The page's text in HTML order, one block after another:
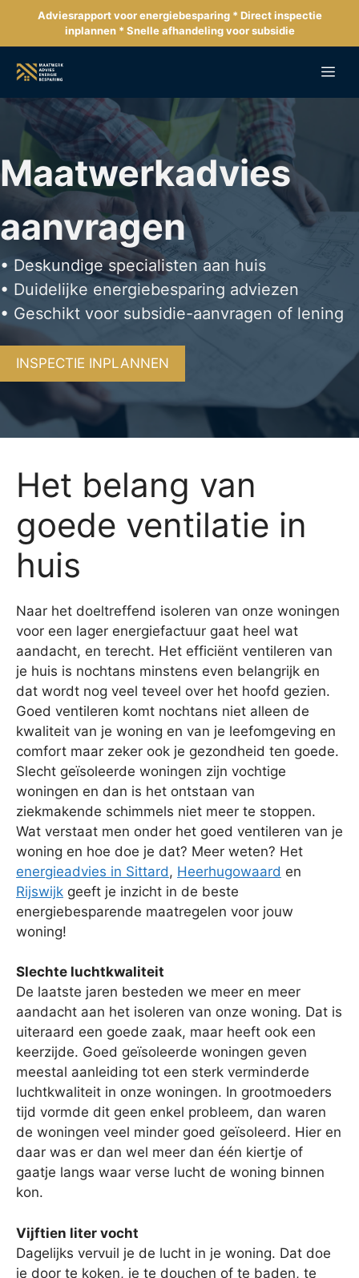
de
inhoud
Adviesrapport voor energiebesparing * Direct inspectie
inplannen * Snelle afhandeling voor subsidie
Maatwerkadvies
aanvragen
• Deskundige specialisten aan huis
• Duidelijke energiebesparing adviezen
• Geschikt voor subsidie-aanvragen of lening
INSPECTIE INPLANNEN
Het belang van
goede ventilatie in
huis
Naar het doeltreffend isoleren van onze woningen
voor een lager energiefactuur gaat heel wat
aandacht, en terecht. Het efficiënt ventileren van
je huis is nochtans minstens even belangrijk en
dat wordt nog veel teveel over het hoofd gezien.
Goed ventileren komt nochtans niet alleen de
kwaliteit van je woning en van je leefomgeving en
comfort maar zeker ook je gezondheid ten goede.
Slecht geïsoleerde woningen zijn vochtige
woningen en dan is het ontstaan van
ziekmakende schimmels niet meer te stoppen.
Wat verstaat men onder het goed ventileren van je
woning en hoe doe je dat? Meer weten? Het
energieadvies in Sittard, Heerhugowaard en
Rijswijk geeft je inzicht in de beste
energiebesparende maatregelen voor jouw
woning!
Slechte luchtkwaliteit
De laatste jaren besteden we meer en meer
aandacht aan het isoleren van onze woning. Dat is
uiteraard een goede zaak, maar heeft ook een
keerzijde. Goed geïsoleerde woningen geven
meestal aanleiding tot een sterk verminderde
luchtkwaliteit in onze woningen. In grootmoeders
tijd vormde dit geen enkel probleem, dan waren
de woningen veel minder goed geïsoleerd. Hier en
daar was er dan wel meer dan één kiertje of
gaatje langs waar verse lucht de woning binnen
kon.
Vijftien liter vocht
Dagelijks vervuil je de lucht in je woning. Dat doe
je door te koken, je te douchen of te baden, te